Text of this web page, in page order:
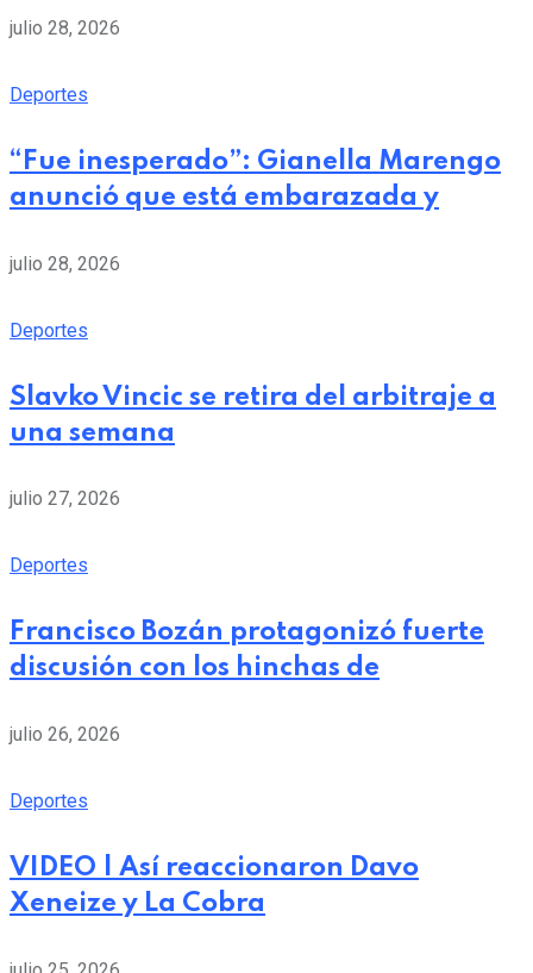
julio 28, 2026
Deportes
“Fue inesperado”: Gianella Marengo
anunció que está embarazada y
julio 28, 2026
Deportes
Slavko Vincic se retira del arbitraje a
una semana
julio 27, 2026
Deportes
Francisco Bozán protagonizó fuerte
discusión con los hinchas de
julio 26, 2026
Deportes
VIDEO | Así reaccionaron Davo
Xeneize y La Cobra